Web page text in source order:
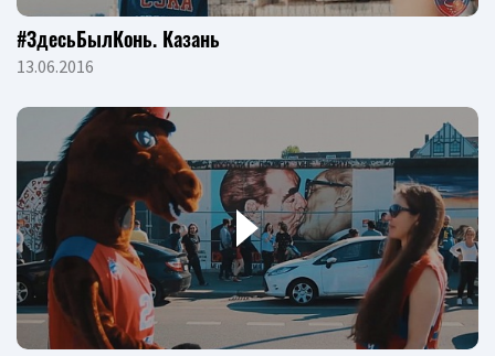
#ЗдесьБылКонь. Казань
13.06.2016